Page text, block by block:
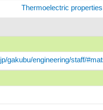
Thermoelectric
gakubu/engineering/staff/